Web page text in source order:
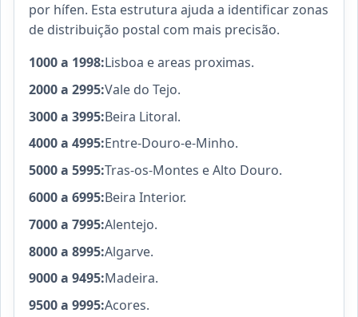
por hífen. Esta estrutura ajuda a identificar zonas
de distribuição postal com mais precisão.
1000 a 1998:Lisboa e areas proximas.
2000 a 2995:Vale do Tejo.
3000 a 3995:Beira Litoral.
4000 a 4995:Entre-Douro-e-Minho.
5000 a 5995:Tras-os-Montes e Alto Douro.
6000 a 6995:Beira Interior.
7000 a 7995:Alentejo.
8000 a 8995:Algarve.
9000 a 9495:Madeira.
9500 a 9995:Acores.